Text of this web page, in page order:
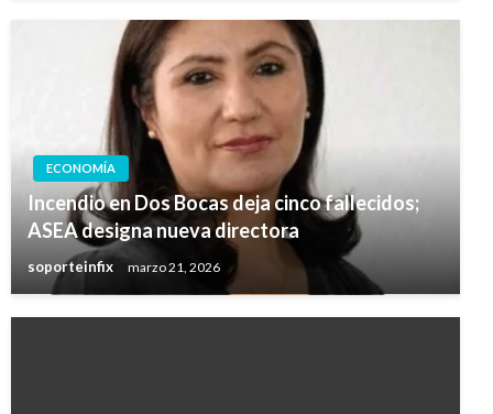
ECONOMÍA
Incendio en Dos Bocas deja cinco fallecidos;
ASEA designa nueva directora
soporteinfix marzo 21, 2026